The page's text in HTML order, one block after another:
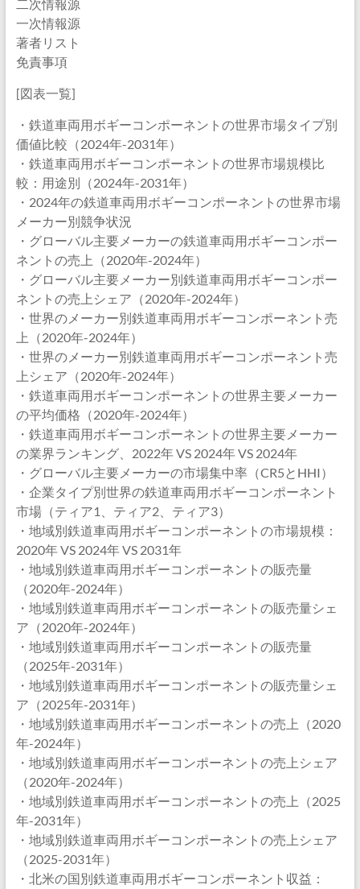
二次情報源
一次情報源
著者リスト
免責事項
[図表一覧]
・鉄道車両用ボギーコンポーネントの世界市場タイプ別
価値比較（2024年-2031年）
・鉄道車両用ボギーコンポーネントの世界市場規模比
較：用途別（2024年-2031年）
・2024年の鉄道車両用ボギーコンポーネントの世界市場
メーカー別競争状況
・グローバル主要メーカーの鉄道車両用ボギーコンポー
ネントの売上（2020年-2024年）
・グローバル主要メーカー別鉄道車両用ボギーコンポー
ネントの売上シェア（2020年-2024年）
・世界のメーカー別鉄道車両用ボギーコンポーネント売
上（2020年-2024年）
・世界のメーカー別鉄道車両用ボギーコンポーネント売
上シェア（2020年-2024年）
・鉄道車両用ボギーコンポーネントの世界主要メーカー
の平均価格（2020年-2024年）
・鉄道車両用ボギーコンポーネントの世界主要メーカー
の業界ランキング、2022年 VS 2024年 VS 2024年
・グローバル主要メーカーの市場集中率（CR5とHHI）
・企業タイプ別世界の鉄道車両用ボギーコンポーネント
市場（ティア1、ティア2、ティア3）
・地域別鉄道車両用ボギーコンポーネントの市場規模：
2020年 VS 2024年 VS 2031年
・地域別鉄道車両用ボギーコンポーネントの販売量
（2020年-2024年）
・地域別鉄道車両用ボギーコンポーネントの販売量シェ
ア（2020年-2024年）
・地域別鉄道車両用ボギーコンポーネントの販売量
（2025年-2031年）
・地域別鉄道車両用ボギーコンポーネントの販売量シェ
ア（2025年-2031年）
・地域別鉄道車両用ボギーコンポーネントの売上（2020
年-2024年）
・地域別鉄道車両用ボギーコンポーネントの売上シェア
（2020年-2024年）
・地域別鉄道車両用ボギーコンポーネントの売上（2025
年-2031年）
・地域別鉄道車両用ボギーコンポーネントの売上シェア
（2025-2031年）
・北米の国別鉄道車両用ボギーコンポーネント収益：